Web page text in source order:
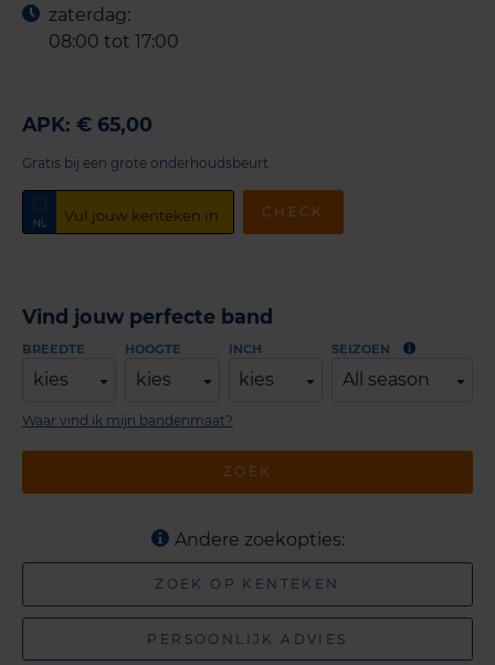
zaterdag:
08:00 tot 17:00
APK: € 65,00
Gratis bij een grote onderhoudsbeurt
CHECK
Vind jouw perfecte band
Waar vind ik mijn bandenmaat?
BREEDTE
kies
HOOGTE
kies
INCH
kies
SEIZOEN
All season
ZOEK
Andere zoekopties:
ZOEK OP KENTEKEN
PERSOONLIJK ADVIES